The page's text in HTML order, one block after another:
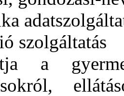
szolgáltatás
a